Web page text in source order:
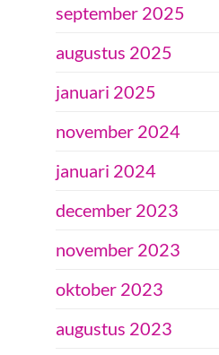
september 2025
augustus 2025
januari 2025
november 2024
januari 2024
december 2023
november 2023
oktober 2023
augustus 2023